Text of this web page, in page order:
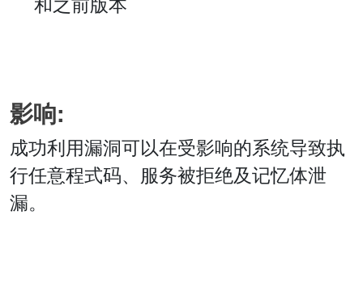
影响:
成功利用漏洞可以在受影响的系统导致执
行任意程式码、服务被拒绝及记忆体泄
漏。